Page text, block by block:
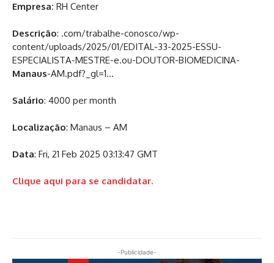
Empresa: RH Center
Descrição: .com/trabalhe-conosco/wp-
content/uploads/2025/01/EDITAL-33-2025-ESSU-
ESPECIALISTA-MESTRE-e.ou-DOUTOR-BIOMEDICINA-
Manaus-AM.pdf?_gl=1…
Salário: 4000 per month
Localização: Manaus – AM
Data: Fri, 21 Feb 2025 03:13:47 GMT
Clique aqui para se candidatar.
-Publicidade-